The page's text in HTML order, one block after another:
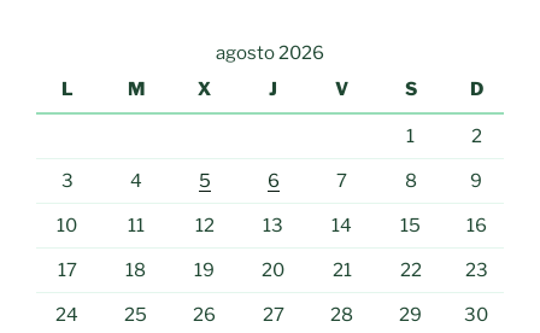
agosto 2026
L
M X J V S D
1 2
3 4 5 6 7 8 9
10 11 12 13 14 15 16
17 18 19 20 21 22 23
24 25 26 27 28 29 30